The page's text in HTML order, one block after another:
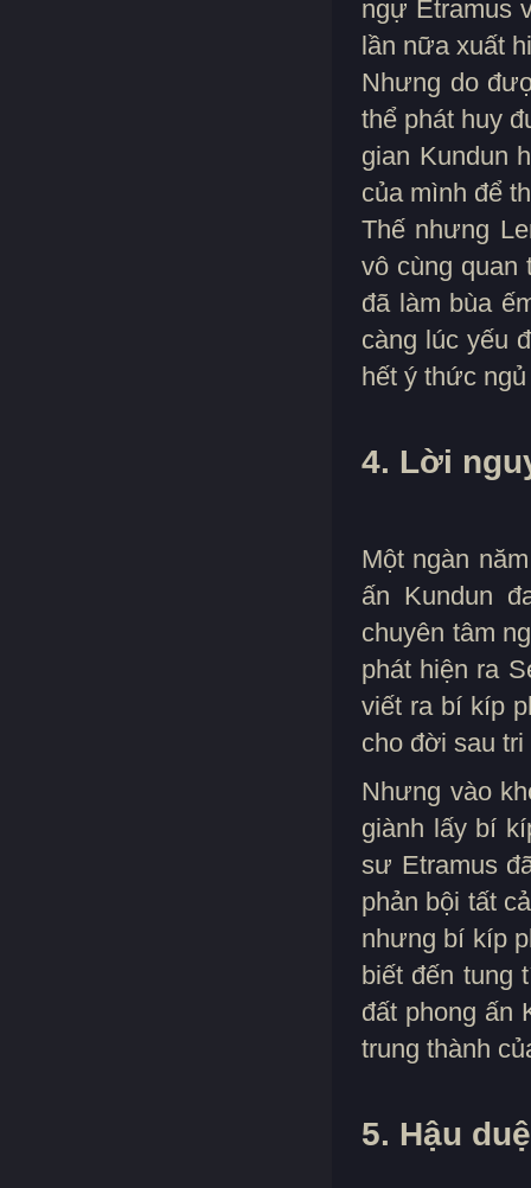
ngự Etramus
lần nữa xuất
Nhưng do
thể phát huy
gian Kundun
của mình để
Thế nhưng
vô cùng quan
đã làm bùa
càng lúc yếu
hết ý thức
4. Lời
Một ngàn
ấn Kundun
chuyên tâm
phát hiện ra
viết ra bí kíp
cho đời sau
Nhưng vào
giành lấy bí
sư Etramus
phản bội tất
nhưng bí kíp
biết đến tung
đất phong ấn
trung thành
5. Hậu